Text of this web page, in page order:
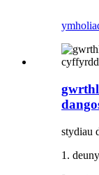
stydiau
1.